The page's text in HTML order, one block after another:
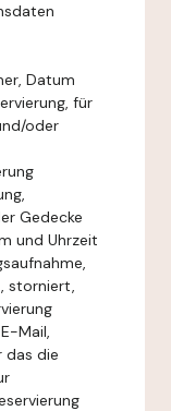
Datum
für
oder
Gedecke
und Uhrzeit
storniert,
Mail,
das die